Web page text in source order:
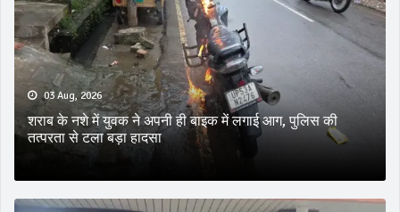
03 Aug, 2026
शराब के नशे में युवक ने अपनी ही बाइक में लगाई आग, पुलिस की
तत्परता से टला बड़ा हादसा